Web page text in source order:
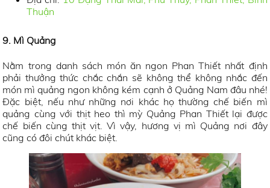
Thuận
9. Mì Quảng
Nằm trong danh sách món ăn ngon Phan Thiết nhất định
phải thưởng thức chắc chắn sẽ không thể không nhắc đến
món mì quảng ngon không kém cạnh ở Quảng Nam đâu nhé!
Đặc biệt, nếu như những nơi khác họ thường chế biến mì
quảng cùng với thịt heo thì mỳ Quảng Phan Thiết lại được
chế biến cùng thịt vịt. Vì vậy, hương vị mì Quảng nơi đây
cũng có đôi chút khác biệt.